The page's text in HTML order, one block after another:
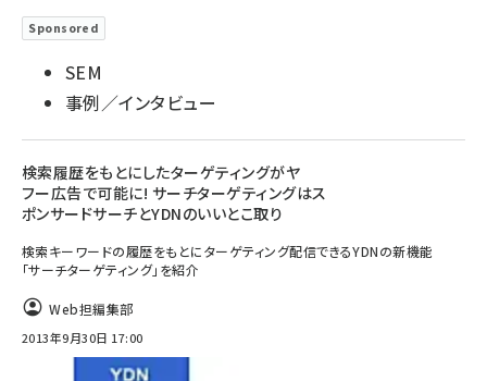
Sponsored
SEM
事例／インタビュー
検索履歴をもとにしたターゲティングがヤ
フー広告で可能に! サーチターゲティングはス
ポンサードサーチとYDNのいいとこ取り
検索キーワードの履歴をもとにターゲティング配信できるYDNの新機能
「サーチターゲティング」を紹介
Web担編集部
2013年9月30日 17:00